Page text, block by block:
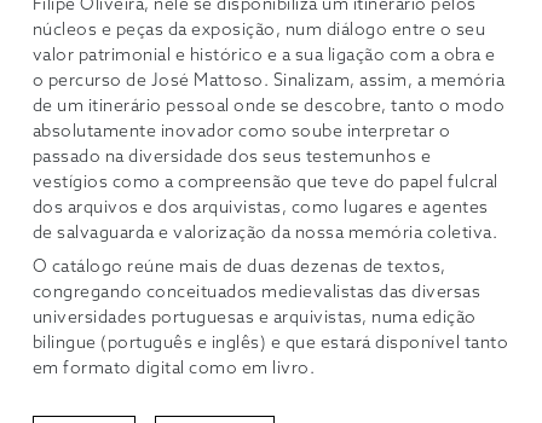
Filipe Oliveira, nele se disponibiliza um itinerário pelos
núcleos e peças da exposição, num diálogo entre o seu
valor patrimonial e histórico e a sua ligação com a obra e
o percurso de José Mattoso. Sinalizam, assim, a memória
de um itinerário pessoal onde se descobre, tanto o modo
absolutamente inovador como soube interpretar o
passado na diversidade dos seus testemunhos e
vestígios como a compreensão que teve do papel fulcral
dos arquivos e dos arquivistas, como lugares e agentes
de salvaguarda e valorização da nossa memória coletiva.
O catálogo reúne mais de duas dezenas de textos,
congregando conceituados medievalistas das diversas
universidades portuguesas e arquivistas, numa edição
bilingue (português e inglês) e que estará disponível tanto
em formato digital como em livro.